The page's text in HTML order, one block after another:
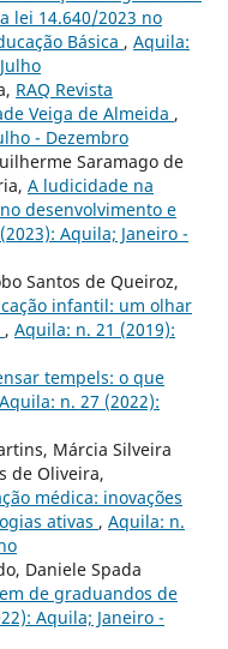
lei 14.640/2023 no
Básica , Aquila:
RAQ Revista
Veiga de Almeida ,
- Dezembro
Saramago de
A ludicidade na
desenvolvimento e
Aquila; Janeiro -
Santos de Queiroz,
infantil: um olhar
, Aquila: n. 21 (2019):
tempels: o que
Aquila: n. 27 (2022):
Márcia Silveira
de Oliveira,
médica: inovações
ativas , Aquila: n.
Daniele Spada
de graduandos de
Aquila; Janeiro -